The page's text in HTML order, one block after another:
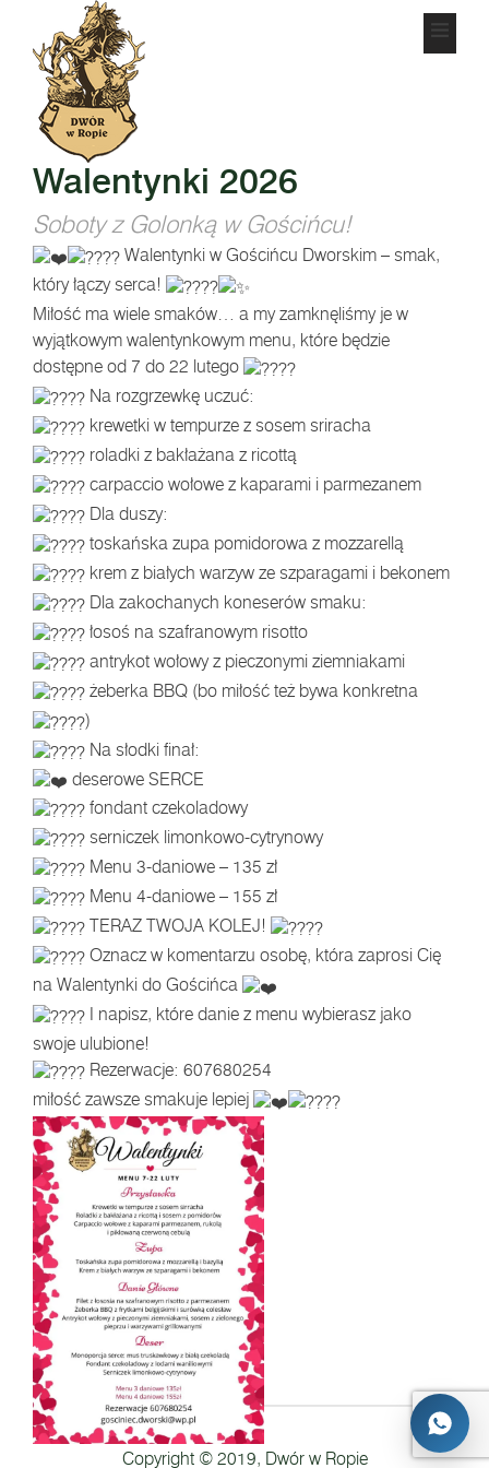
Walentynki 2026
Soboty z Golonką w Gościńcu!
Walentynki w Gościńcu Dworskim – smak,
który łączy serca!
Miłość ma wiele smaków… a my zamknęliśmy je w
wyjątkowym walentynkowym menu, które będzie
dostępne od 7 do 22 lutego
Na rozgrzewkę uczuć:
krewetki w tempurze z sosem sriracha
roladki z bakłażana z ricottą
carpaccio wołowe z kaparami i parmezanem
Dla duszy:
toskańska zupa pomidorowa z mozzarellą
krem z białych warzyw ze szparagami i bekonem
Dla zakochanych koneserów smaku:
łosoś na szafranowym risotto
antrykot wołowy z pieczonymi ziemniakami
żeberka BBQ (bo miłość też bywa konkretna
)
Na słodki finał:
deserowe SERCE
fondant czekoladowy
serniczek limonkowo-cytrynowy
Menu 3-daniowe – 135 zł
Menu 4-daniowe – 155 zł
TERAZ TWOJA KOLEJ!
Oznacz w komentarzu osobę, która zaprosi Cię
na Walentynki do Gościńca
I napisz, które danie z menu wybierasz jako
swoje ulubione!
Rezerwacje: 607680254
miłość zawsze smakuje lepiej
Copyright © 2019, Dwór w Ropie